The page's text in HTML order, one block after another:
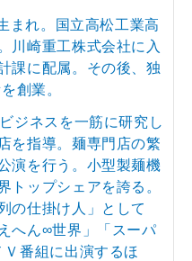
まれ。国立高松工業高
川崎重工株式会社に入
課に配属。その後、独
創業。
ジネスを一筋に研究し
を指導。麺専門店の繁
演を行う。小型製麺機
トップシェアを誇る。
の仕掛け人」として
へん∞世界」「スーパ
番組に出演するほ